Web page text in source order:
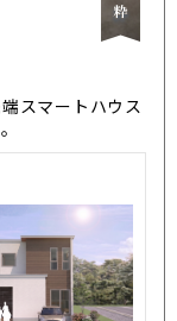
スマートハウス